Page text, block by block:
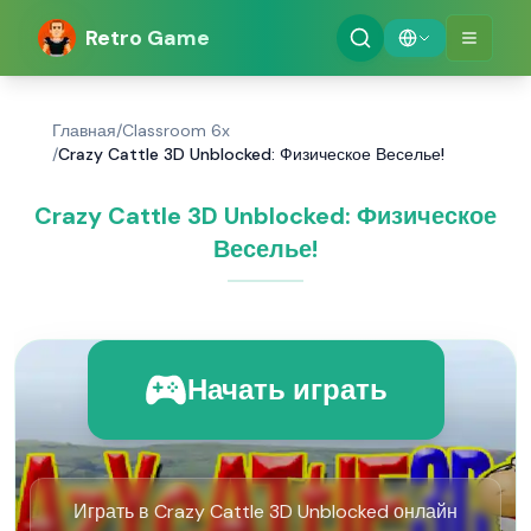
Retro Game
Главная/Classroom 6x
/Crazy Cattle 3D Unblocked: Физическое Веселье!
Crazy Cattle 3D Unblocked: Физическое
Веселье!
Начать играть
Играть в Crazy Cattle 3D Unblocked онлайн